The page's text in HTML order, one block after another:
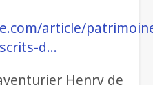
article/
d…
Henry de